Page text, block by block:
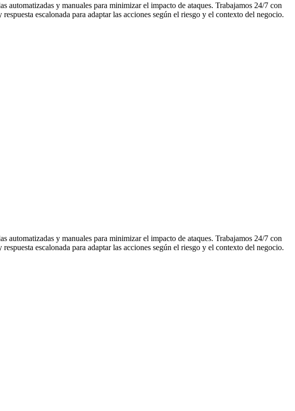
automatizadas y manuales para minimizar el impacto de ataques. Trabajamos 24/7 con
escalonada para adaptar las acciones según el riesgo y el contexto del negocio.
automatizadas y manuales para minimizar el impacto de ataques. Trabajamos 24/7 con
escalonada para adaptar las acciones según el riesgo y el contexto del negocio.